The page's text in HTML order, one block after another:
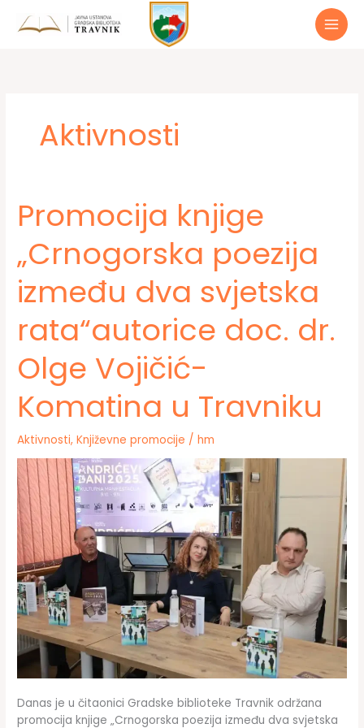
Aktivnosti
Promocija knjige
„Crnogorska poezija
između dva svjetska
rata“autorice doc. dr.
Olge Vojičić-
Komatina u Travniku
Aktivnosti,Književne promocije /hm
Danas je u čitaonici Gradske biblioteke Travnik održana
promocija knjige „Crnogorska poezija između dva svjetska